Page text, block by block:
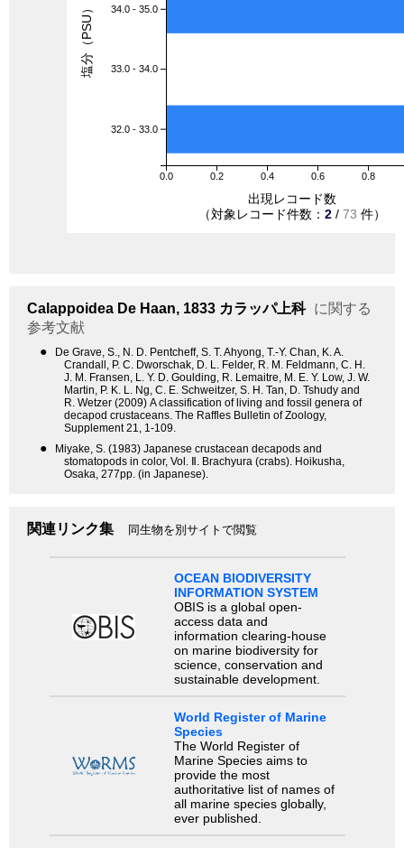
0.0 0.2 0.4 0.6 0.8
34.0 - 35.0
33.0 - 34.0
32.0 - 33.0
出現レコード数
（対象レコード件数： 2 / 73 件）
塩分（PSU）
Calappoidea De Haan, 1833 カラッパ上科 に関する
参考文献
●
De Grave, S., N. D. Pentcheff, S. T. Ahyong, T.-Y. Chan, K. A.
Crandall, P. C. Dworschak, D. L. Felder, R. M. Feldmann, C. H.
J. M. Fransen, L. Y. D. Goulding, R. Lemaitre, M. E. Y. Low, J. W.
Martin, P. K. L. Ng, C. E. Schweitzer, S. H. Tan, D. Tshudy and
R. Wetzer (2009) A classification of living and fossil genera of
decapod crustaceans. The Raffles Bulletin of Zoology,
Supplement 21, 1-109.
●
Miyake, S. (1983) Japanese crustacean decapods and
stomatopods in color, Vol. Ⅱ. Brachyura (crabs). Hoikusha,
Osaka, 277pp. (in Japanese).
関連リンク集 同生物を別サイトで閲覧
OCEAN BIODIVERSITY
INFORMATION SYSTEM
OBIS is a global open-
access data and
information clearing-house
on marine biodiversity for
science, conservation and
sustainable development.
World Register of Marine
Species
The World Register of
Marine Species aims to
provide the most
authoritative list of names of
all marine species globally,
ever published.